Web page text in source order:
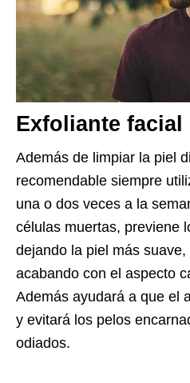
Exfoliante facial
Además de limpiar la piel
recomendable siempre
una o dos veces a la
células muertas, previene
dejando la piel más
acabando con el aspecto
Además ayudará a que el
y evitará los pelos
odiados.